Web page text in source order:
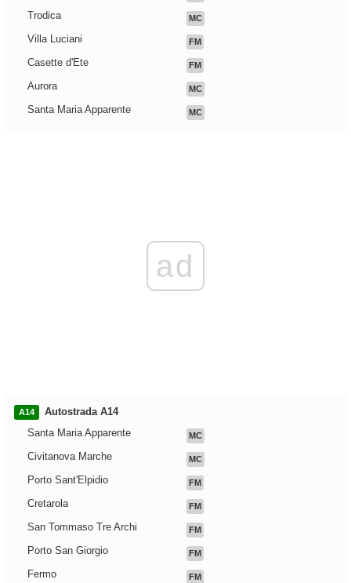
Trodica MC
Villa Luciani FM
Casette d'Ete FM
Aurora MC
Santa Maria Apparente MC
ad
A14
Autostrada A14
Santa Maria Apparente
MC
Civitanova Marche MC
Porto Sant'Elpidio FM
Cretarola FM
San Tommaso Tre Archi FM
Porto San Giorgio FM
Fermo FM